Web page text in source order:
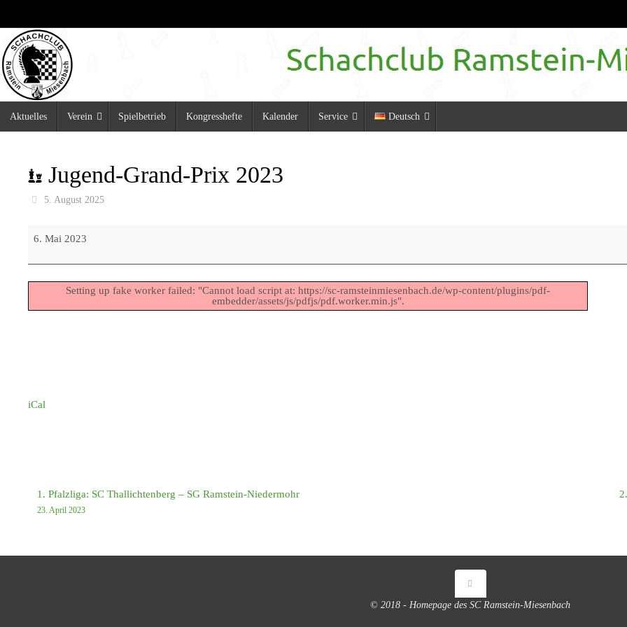
Inhalt
springen
Inhalt
Aktuelles Verein Spielbetrieb Kongresshefte Kalender Service Deutsch
Jugend-Grand-Prix 2023
5. August 2025
Prix
2023
6. Mai 2023
Setting up fake worker failed: "Cannot load script at: https://sc-ramsteinmiesenbach.de/wp-content/plugins/pdf-
embedder/assets/js/pdfjs/pdf.worker.min.js".
iCal
1. Pfalzliga: SC Thallichtenberg – SG Ramstein-Niedermohr
23. April 2023
© 2018 - Homepage des SC Ramstein-Miesenbach